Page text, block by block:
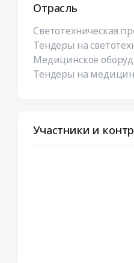
Отрасль
Светотехническая
Тендеры на
Медицинское
Тендеры на
Участники и